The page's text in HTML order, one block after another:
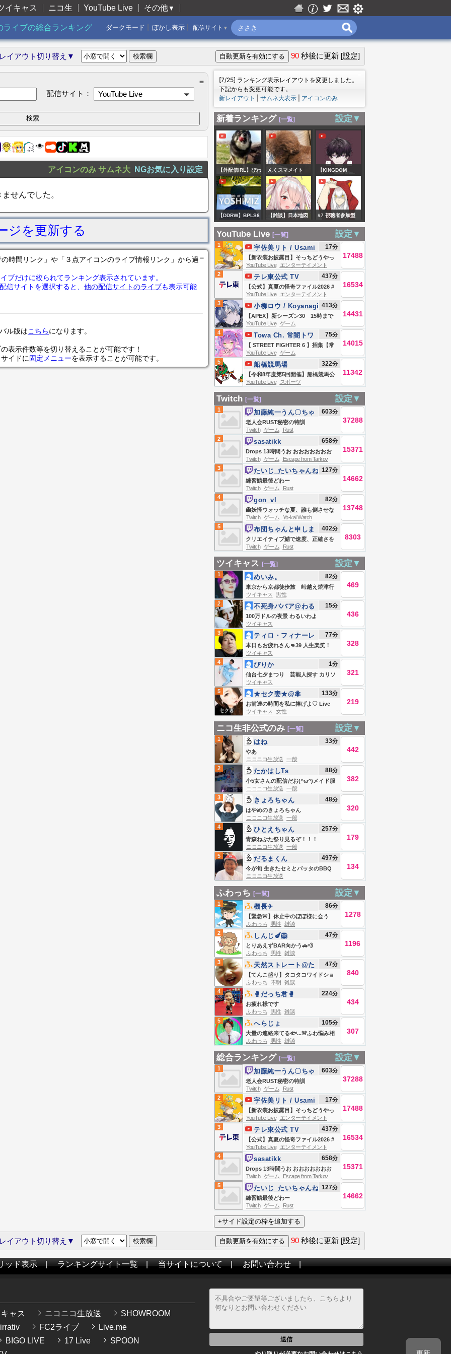
イキャス ニコ生 YouTube Live その他▼
ライブの総合ランキング 配信サイト ▼
ぼかし表示
ダークモード
イアウト切り替え▼ 90 秒後に更新 [設定]
＝
配信サイト：
YouTube Live
アイコンのみ サムネ大 NGお気に入り設定
せんでした。
ジを更新する
＝
時間リンク」や「３点アイコンのライブ情報リンク」から過
ブだけに絞られてランキング表示されています。
信サイトを選択すると、 他の配信サイトのライブも表示可能
ル版はこちらになります。
表示件数等を切り替えることが可能です！
イドに固定メニューを表示することが可能です。
[7/25] ランキング表示レイアウトを変更しました。
下記からも変更可能です。
新レイアウト
サムネ大表示 アイコンのみ
新着ランキング [一覧] 設定▼
【外配信IRL】びわ
湖大花火大会2026
(裏)/ Lake Biwa
Great Fireworks
んくスマメイト
【スマブラSP】
【KINGDOM
HEARTS III
PART03】アナは
ん、それ雪の女王
ちゃいまっ
か…？ ※ネタバ
レ注意【にじさん
じ／佐伯イッテ
ツ】
【DDRW】BPLS6
開幕！とはいえ同
くだけです
【#213】
【雑談】日本地図
埋めるよ！！全問
正解できるかな？
✨【Vtuberはにー
らびっと】
#7 視聴者参加型
【ポケモンチャン
ピオンズ】みんな
の推しポケ見せて
くれ！！
YouTube Live [一覧] 設定▼
1
【新衣装お披露目】そっちどうやっ
て行けばいい？【宇佐美リト/にじさ
んじ】
宇佐美リト / Usami
Rito【にじさんじ】
17分
17488
YouTube Live
エンターテイメント
2
【公式】真夏の怪奇ファイル2026 #
恐怖 #心霊
テレ東公式 TV
TOKYO
437分
16534
YouTube Live
エンターテイメント
3
【APEX】新シーズン30 15時まで
シージ【小柳ロウ/にじさんじ】
小柳ロウ / Koyanagi
Rou【にじさんじ】
413分
14431
YouTube Live ゲーム
4
【 STREET FIGHTER 6 】招集【常
闇トワ/ホロライブ】
Towa Ch. 常闇トワ 75分
14015
YouTube Live ゲーム
5
【令和8年度第5回開催】船橋競馬公
式LIVE 「船橋ハートビートライ
ブ」
船橋競馬場 322分
11342
YouTube Live スポーツ
Twitch [一覧] 設定▼
1
老人会RUST秘密の特訓
加藤純一うん〇ちゃ
ん
603分
37288
Twitch ゲーム
Rust
2
Drops 13時間うお おおおおおおお
Escape From Tarkov
sasatikk 658分
15371
Twitch ゲーム
Escape from Tarkov
3
練習鯖最後どわー
たいじ_たいちゃんね
る
127分
14662
Twitch ゲーム
Rust
4
👻妖怪ウォッチな夏、誰も倒させな
い...。GONグッズ出た！
gon_vl 82分
13748
Twitch ゲーム Yo-kai Watch
5
クリエイティブ鯖で速度、正確さを
ただただ上げる
布団ちゃんと申しま
す
402分
8303
Twitch ゲーム Rust
ツイキャス [一覧] 設定▼
1
東京から京都徒歩旅 峠越え焼津行
き 今日もなんとか。
めいみ。 82分
469
ツイキャス
男性
2
100万ドルの夜景 わるいわよ
不死身ババア@わる
いわよ
15分
436
ツイキャス
3
本日もお疲れさん👊39 人生楽笑！
ティロ・フィナーレ
加川
77分
328
ツイキャス
4
仙台七夕まつり 芸能人探す カリソ
マのひまつぶし
ぴりか 1分
321
ツイキャス
5
お前達の時間を私に捧げよ♡ Live
#839153998
★セク妻★@🐜 133分
219
ツイキャス 女性
ニコ生非公式のみ [一覧] 設定▼
1
やあ
はね 33分
442
ニコニコ生放送 一般
2
小5女さんの配信だお(^ω^)メイド服
はいいね。メイド服は心を潤してく
れる。
たかはしTs 88分
382
ニコニコ生放送 一般
3
はやめのきょろちゃん
きょろちゃん 48分
320
ニコニコ生放送 一般
4
青森ねぶた祭り見るぞ！！！
ひとえちゃん 257分
179
ニコニコ生放送 一般
5
今が旬 生きたセミとバッタのBBQ
だるまくん 497分
134
ニコニコ生放送
ふわっち [一覧] 設定▼
1
【緊急🚨】休止中のぼぼ様に会う
機長✈︎ 86分
1278
ふわっち 男性 雑談
2
とりあえずBAR向かう🚗💨
しんじ🍆🦁 47分
1196
ふわっち 男性 雑談
3
【てんこ盛り】タコタコワイドショ
ー
天然ストレート@た
かしゼミ
47分
840
ふわっち 不明 雑談
4
お疲れ様です
🥊だっち君🥊 224分
434
ふわっち 男性 雑談
5
大量の連絡来てる🐟...🚨ふわ悩み相
談室🚨お気軽に
へらじょ 105分
307
ふわっち 男性 雑談
総合ランキング [一覧] 設定▼
1
老人会RUST秘密の特訓
加藤純一うん〇ちゃ
ん
603分
37288
Twitch ゲーム
Rust
2
【新衣装お披露目】そっちどうやっ
て行けばいい？【宇佐美リト/にじさ
んじ】
宇佐美リト / Usami
Rito【にじさんじ】
17分
17488
YouTube Live
エンターテイメント
3
【公式】真夏の怪奇ファイル2026 #
恐怖 #心霊
テレ東公式 TV
TOKYO
437分
16534
YouTube Live
エンターテイメント
4
Drops 13時間うお おおおおおおお
Escape From Tarkov
sasatikk 658分
15371
Twitch ゲーム
Escape from Tarkov
5
練習鯖最後どわー
たいじ_たいちゃんね
る
127分
14662
Twitch ゲーム Rust
イアウト切り替え▼ 90 秒後に更新 [設定]
ッド表示|ランキングサイト一覧|当サイトについて|お問い合わせ|
ャス ニコニコ生放送
SHOWROOM
FC2ライブ
Live.me
BIGO LIVE
17 Live
SPOON
送信